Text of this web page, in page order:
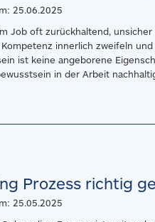
25.06.2025
Job oft zurückhaltend,
innerlich zweifeln
ist keine angeborene
in der Arbeit
Prozess richtig
25.05.2025